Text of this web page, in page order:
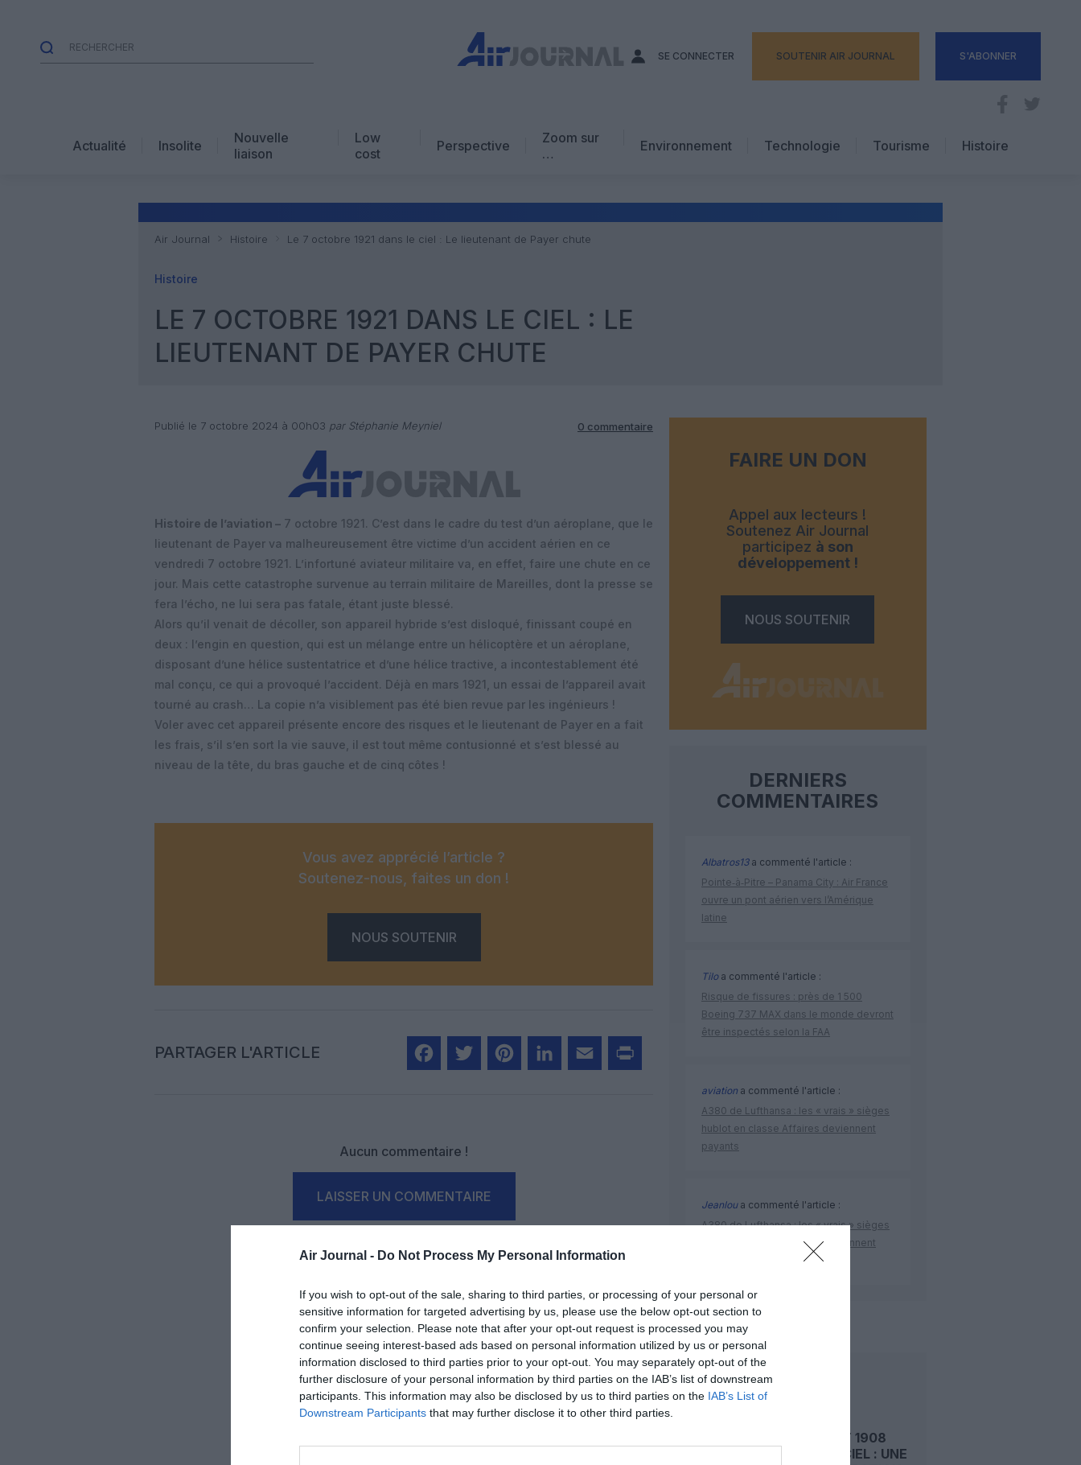
Air Journal - Do Not Process My Personal Information
If you wish to opt-out of the sale, sharing to third parties, or processing of your personal or
sensitive information for targeted advertising by us, please use the below opt-out section to
confirm your selection. Please note that after your opt-out request is processed you may
continue seeing interest-based ads based on personal information utilized by us or personal
information disclosed to third parties prior to your opt-out. You may separately opt-out of the
further disclosure of your personal information by third parties on the IAB’s list of downstream
participants. This information may also be disclosed by us to third parties on the IAB’s List of
Downstream Participants that may further disclose it to other third parties.
SE CONNECTER SOUTENIR AIR JOURNAL S'ABONNER
Actualité Insolite
Nouvelle
liaison
Low
cost
Perspective
Zoom sur
…
Avis d’expert
Environnement Technologie
Tourisme
Hôtellerie
Histoire
Air Journal Histoire Le 7 octobre 1921 dans le ciel : Le lieutenant de Payer chute
Histoire
LE 7 OCTOBRE 1921 DANS LE CIEL : LE
LIEUTENANT DE PAYER CHUTE
Publié le 7 octobre 2024 à 00h03 par Stéphanie Meyniel 0 commentaire
Histoire de l’aviation – 7 octobre 1921. C’est dans le cadre du test d’un aéroplane, que le
lieutenant de Payer va malheureusement être victime d’un accident aérien en ce
vendredi 7 octobre 1921. L’infortuné aviateur militaire va, en effet, faire une chute en ce
jour. Mais cette catastrophe survenue au terrain militaire de Mareilles, dont la presse se
fera l’écho, ne lui sera pas fatale, étant juste blessé.
Alors qu’il venait de décoller, son appareil hybride s’est disloqué, finissant coupé en
deux : l’engin en question, qui est un mélange entre un hélicoptère et un aéroplane,
disposant d’une hélice sustentatrice et d’une hélice tractive, a incontestablement été
mal conçu, ce qui a provoqué l’accident. Déjà en mars 1921, un essai de l’appareil avait
tourné au crash… La copie n’a visiblement pas été bien revue par les ingénieurs !
Voler avec cet appareil présente encore des risques et le lieutenant de Payer en a fait
les frais, s’il s’en sort la vie sauve, il est tout même contusionné et s’est blessé au
niveau de la tête, du bras gauche et de cinq côtes !
Vous avez apprécié l’article ?
Soutenez-nous, faites un don !
NOUS SOUTENIR
PARTAGER L'ARTICLE
Aucun commentaire !
LAISSER UN COMMENTAIRE
FAIRE UN DON
Appel aux lecteurs !
Soutenez Air Journal
participez à son
développement !
NOUS SOUTENIR
DERNIERS
COMMENTAIRES
Albatros13a commenté l'article :
Pointe‑à‑Pitre – Panama City : Air France
ouvre un pont aérien vers l’Amérique
latine
Tiloa commenté l'article :
Risque de fissures : près de 1 500
Boeing 737 MAX dans le monde devront
être inspectés selon la FAA
aviation a commenté l'article :
A380 de Lufthansa : les « vrais » sièges
hublot en classe Affaires deviennent
payants
Jeanloua commenté l'article :
A380 de Lufthansa : les « vrais » sièges
hublot en classe Affaires deviennent
histoire de l'aviation
LIRE AUSSI
LE 8 AOÛT 1908
DANS LE CIEL : UNE